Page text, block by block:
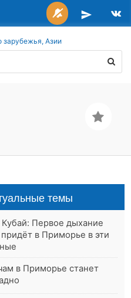
зарубежья, Азии
темы
Первое дыхание
в Приморье в эти
в Приморье станет